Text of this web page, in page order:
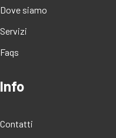
Dove siamo
Servizi
Faqs
Info
Contatti